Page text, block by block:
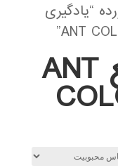
“یادگیری
یادگیری سریع ANT